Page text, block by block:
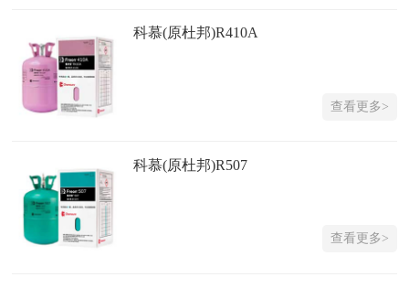
科慕(原杜邦)R410A
查看更多>
科慕(原杜邦)R507
查看更多>